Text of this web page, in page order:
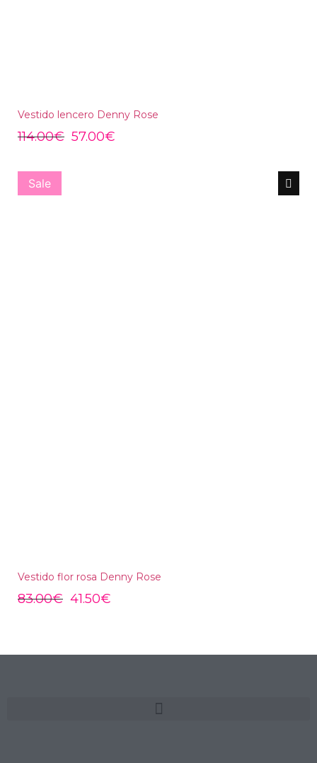
Vestido lencero Denny Rose
114.00€ 57.00€
Sale
Vestido flor rosa Denny Rose
83.00€ 41.50€